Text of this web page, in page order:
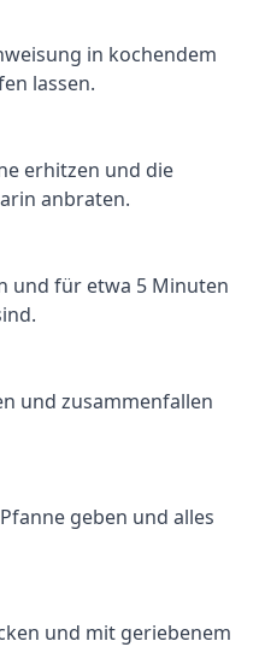
in kochendem
lassen.
erhitzen und die
anbraten.
und für etwa 5 Minuten
und zusammenfallen
geben und alles
und mit geriebenem